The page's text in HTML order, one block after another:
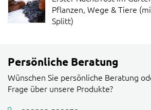
Pflanzen, Wege & Tiere
Splitt)
Persönliche Beratung
Wünschen Sie persönliche Beratung
Frage über unsere Produkte?